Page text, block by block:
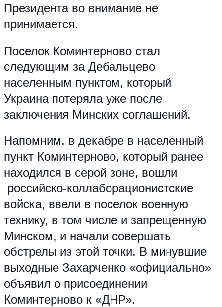
Президента во внимание не
принимается.
Поселок Коминтерново стал
следующим за Дебальцево
населенным пунктом, который
Украина потеряла уже после
заключения Минских соглашений.
Напомним, в декабре в населенный
пункт Коминтерново, который ранее
находился в серой зоне, вошли
российско-коллаборационистские
войска, ввели в поселок военную
технику, в том числе и запрещенную
Минском, и начали совершать
обстрелы из этой точки. В минувшие
выходные Захарченко «официально»
объявил о присоединении
Коминтерново к «ДНР».